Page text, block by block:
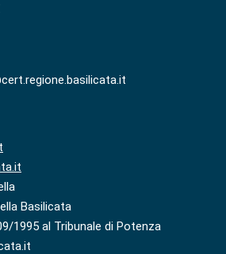
Basilicata
1995 al Tribunale di Potenza